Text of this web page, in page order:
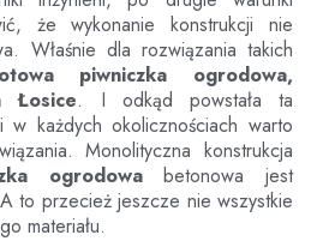
że wykonanie konstrukcji nie
Właśnie dla rozwiązania takich
piwniczka ogrodowa,
Łosice. I odkąd powstała ta
każdych okolicznościach warto
Monolityczna konstrukcja
ogrodowabetonowa jest
to przecież jeszcze nie wszystkie
materiału.